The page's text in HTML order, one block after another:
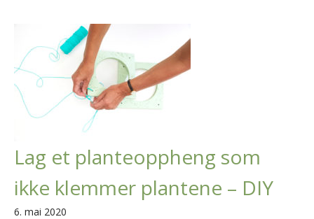
Lag et planteoppheng som
ikke klemmer plantene – DIY
6. mai 2020